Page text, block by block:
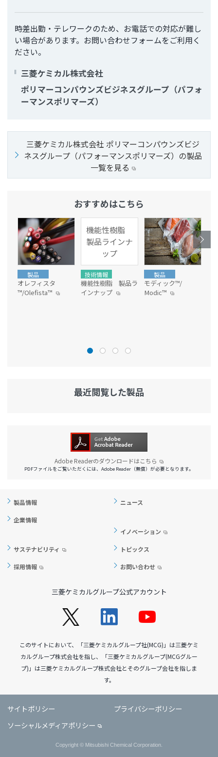
時差出勤・テレワークのため、お電話での対応が難し
い場合があります。お問い合わせフォームをご利用く
ださい。
三菱ケミカル株式会社
ポリマーコンパウンズビジネスグループ（パフォ
ーマンスポリマーズ）
三菱ケミカル株式会社 ポリマーコンパウンズビジ
ネスグループ（パフォーマンスポリマーズ）の製品
一覧を見る
おすすめはこちら
製品
オレフィスタ
™/Olefista™
機能性樹脂
製品ラインナ
ップ
技術情報
機能性樹脂 製品ラ
インナップ
製品
モディック™/
Modic™
最近閲覧した製品
Adobe Readerのダウンロードはこちら
PDFファイルをご覧いただくには、Adobe Reader（無償）が必要となります。
製品情報 ニュース
企業情報
イノベーション
サステナビリティ トピックス
採用情報 お問い合わせ
三菱ケミカルグループ公式アカウント
このサイトにおいて、「三菱ケミカルグループ社(MCG)」は三菱ケミ
カルグループ株式会社を指し、「三菱ケミカルグループ(MCGグルー
プ)」は三菱ケミカルグループ株式会社とそのグループ会社を指しま
す。
サイトポリシー
プライバシーポリシー
ソーシャルメディアポリシー
Copyright © Mitsubishi Chemical Corporation.